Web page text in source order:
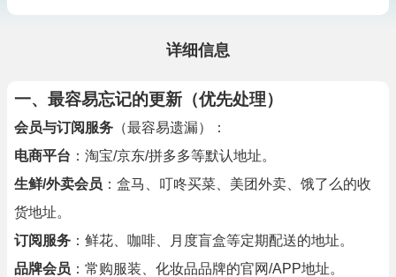
详细信息
一、最容易忘记的更新（优先处理）
会员与订阅服务 （最容易遗漏）：
电商平台 ：淘宝/京东/拼多多等默认地址。
生鲜/外卖会员 ：盒马、叮咚买菜、美团外卖、饿了么的收
货地址。
订阅服务 ：鲜花、咖啡、月度盲盒等定期配送的地址。
品牌会员 ：常购服装、化妆品品牌的官网/APP地址。